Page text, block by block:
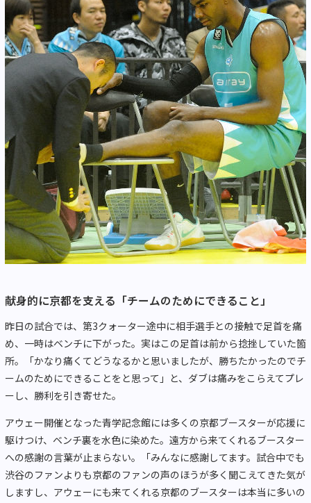
献身的に京都を支える「チームのためにできること」
昨日の試合では、第3クォーター途中に相手選手との接触で足首を痛
め、一時はベンチに下がった。実はこの足首は前から捻挫していた箇
所。「かなり痛くてどうなるかと思いましたが、勝ちたかったのでチ
ームのためにできることをと思って」と、ダブは痛みをこらえてプレ
ーし、勝利を引き寄せた。
アウェー開催となった青学記念館には多くの京都ブースターが応援に
駆けつけ、ベンチ裏を水色に染めた。遠方から来てくれるブースター
への感謝の言葉が止まらない。「みんなに感謝してます。試合中でも
渋谷のファンよりも京都のファンの声のほうが多く聞こえてきた気が
しますし、アウェーにも来てくれる京都のブースターは本当に多いの